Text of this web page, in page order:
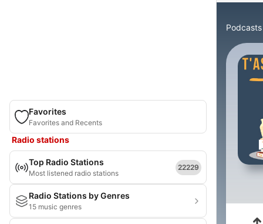
Favorites
Favorites and Recents
Radio stations
Top Radio Stations
Most listened radio stations
22229
Radio Stations by Genres
15 music genres
Podcasts